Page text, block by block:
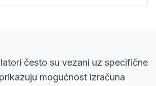
često su vezani uz specifične
mogućnost izračuna